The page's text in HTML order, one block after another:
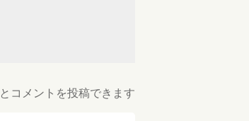
コメントを投稿できます